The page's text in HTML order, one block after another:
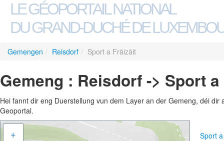
LE GÉOPORTAIL NATIONAL
DU GRAND-DUCHÉ DE
Gemengen / Reisdorf / Sport a Fräizäit
Gemeng : Reisdorf -> Sport
Hei fannt dir eng Duerstellung vun dem Layer an der Gemeng, déi
Geoportal.
+
Sport